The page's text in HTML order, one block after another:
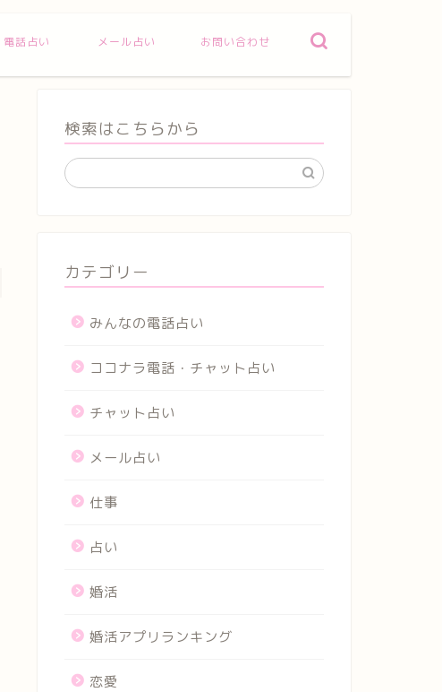
電話占い メール占い お問い合わせ
検索はこちらから
カテゴリー
みんなの電話占い
ココナラ電話・チャット占い
チャット占い
メール占い
仕事
占い
婚活
婚活アプリランキング
恋愛